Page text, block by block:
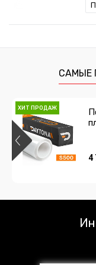
САМЫЕ
ХИТ ПРОДАЖ
4